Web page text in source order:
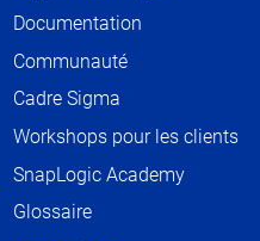
Documentation
Communauté
TAB
Cadre Sigma
Workshops pour les clients
SnapLogic Academy
Glossaire